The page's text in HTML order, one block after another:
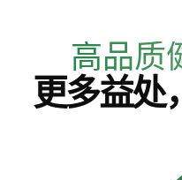
高品质
更多益处